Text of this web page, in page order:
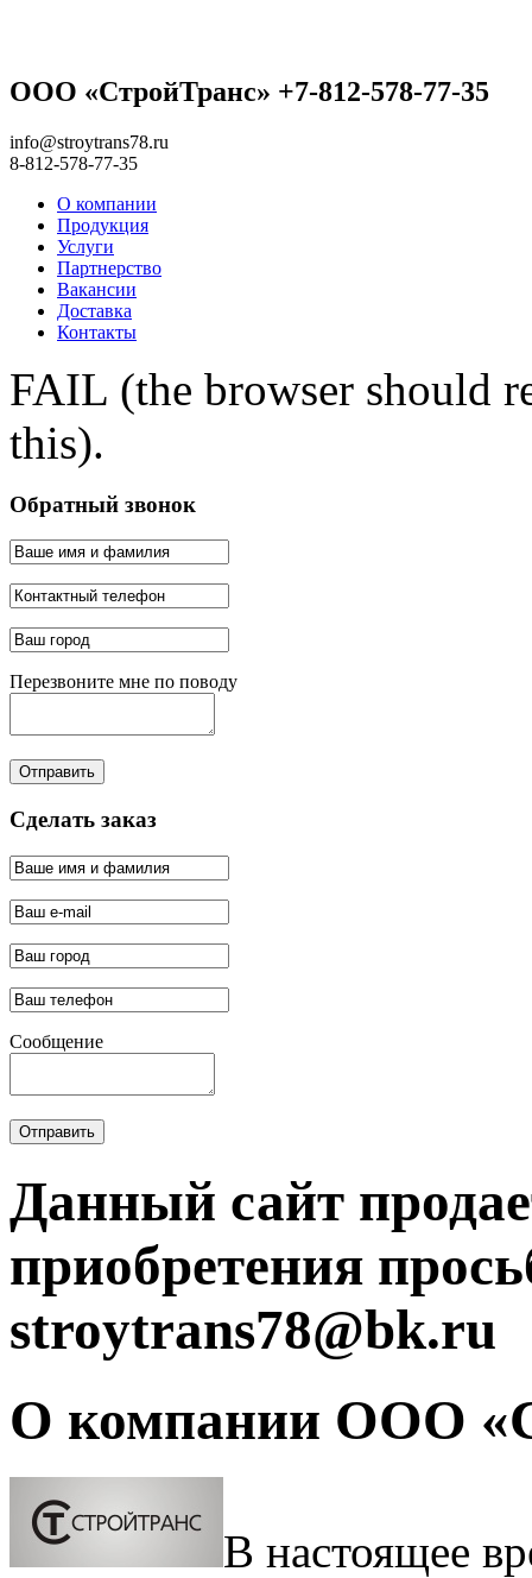
ООО «СтройТранс» +7-812-578-77-35
info@stroytrans78.ru
8-812-578-77-35
О компании
Продукция
Услуги
Партнерство
Вакансии
Доставка
Контакты
FAIL (the browser should
this).
Обратный звонок
Перезвоните мне по поводу
Отправить
Сделать заказ
Сообщение
Отправить
Данный сайт
приобретения
stroytrans78@bk.ru
О компании ООО
В настоящее